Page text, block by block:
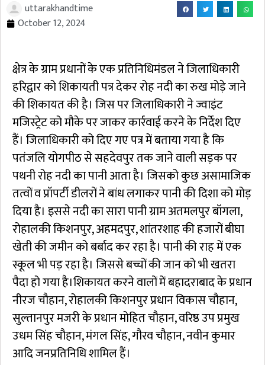
uttarakhandtime
October 12, 2024
क्षेत्र के ग्राम प्रधानों के एक प्रतिनिधिमंडल ने जिलाधिकारी
हरिद्वार को शिकायती पत्र देकर रोह नदी का रुख मोड़े जाने
की शिकायत की है। जिस पर जिलाधिकारी ने ज्वाइंट
मजिस्ट्रेट को मौके पर जाकर कार्रवाई करने के निर्देश दिए
हैं। जिलाधिकारी को दिए गए पत्र में बताया गया है कि
पतंजलि योगपीठ से सहदेवपुर तक जाने वाली सड़क पर
पथनी रोह नदी का पानी आता है। जिसको कुछ असामाजिक
तत्वों व प्रॉपर्टी डीलरों ने बांध लगाकर पानी की दिशा को मोड़
दिया है। इससे नदी का सारा पानी ग्राम अतमलपुर बॉगला,
रोहालकी किशनपुर, अहमदपुर, शांतरशाह की हजारों बीघा
खेती की जमीन को बर्बाद कर रहा है। पानी की राह में एक
स्कूल भी पड़ रहा है। जिससे बच्चों की जान को भी खतरा
पैदा हो गया है।शिकायत करने वालों में बहादराबाद के प्रधान
नीरज चौहान, रोहालकी किशनपुर प्रधान विकास चौहान,
सुल्तानपुर मजरी के प्रधान मोहित चौहान, वरिष्ठ उप प्रमुख
उधम सिंह चौहान, मंगल सिंह, गौरव चौहान, नवीन कुमार
आदि जनप्रतिनिधि शामिल हैं।